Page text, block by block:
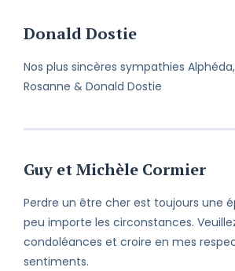
Donald Dostie
Nos plus sincères sympathies
Rosanne & Donald Dostie
Guy et Michèle Cormier
Perdre un être cher est toujours une
peu importe les circonstances.
condoléances et croire en mes
sentiments.